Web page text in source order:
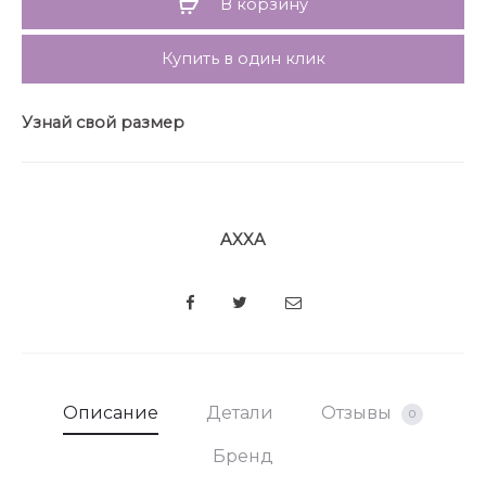
уместна в любое время года!
Длина блузы по спинке 71 см
В корзину
Купить в один клик
Узнай свой размер
AXXA
SHARE
Описание Детали Отзывы 0
Бренд